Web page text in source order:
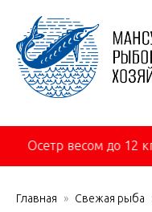
Осетр весом до 12 кг !
Главная Свежая рыба